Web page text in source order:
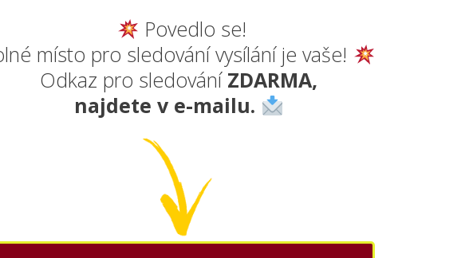
Povedlo se!
místo pro sledování vysílání je vaše!
Odkaz pro sledování ZDARMA,
najdete v e-mailu.